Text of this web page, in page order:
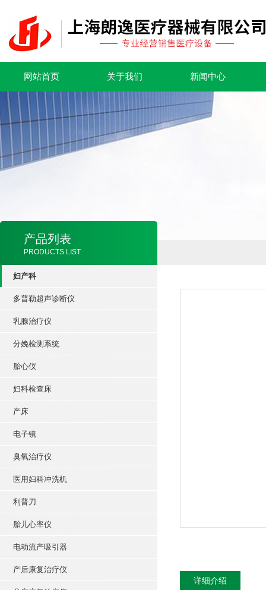
网站首页 关于我们 新闻中心
产品列表
PRODUCTS LIST
妇产科
多普勒超声诊断仪
乳腺治疗仪
分娩检测系统
胎心仪
妇科检查床
产床
电子镜
臭氧治疗仪
医用妇科冲洗机
利普刀
胎儿心率仪
电动流产吸引器
产后康复治疗仪
详细介绍